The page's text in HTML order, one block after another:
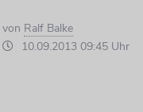
von Ralf Balke
10.09.2013 09:45 Uhr